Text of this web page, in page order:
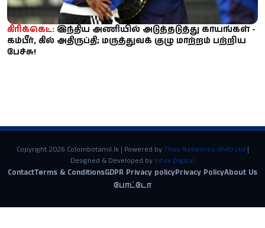
கிரிக்கெட்: இந்திய அணியில் அடுத்தடுத்து காயங்கள் -
கம்பீர், கில் அதிருப்தி; மருத்துவக் குழு மாற்றம் பற்றிய
பேச்சு!
Copyright 2026 Colombotamil.lk | Powered by Thea Networks (Pvt) Ltd|
Designed & Developed by Infox Digital
ContactTerms & ConditionsGDPR Privacy policyPrivacy PolicyAbout Us
போட்டோ